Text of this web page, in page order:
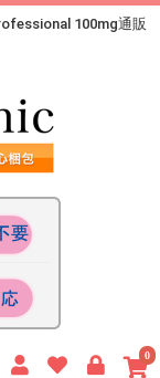
100mg通販
0